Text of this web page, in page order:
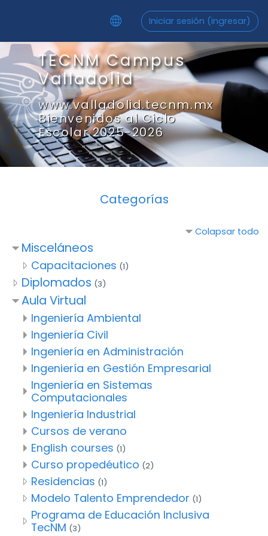
Iniciar sesión (ingresar)
TECNM Campus
Valladolid
www.valladolid.tecnm.mx
Bienvenidos al Ciclo
Escolar 2025-2026
Categorías
Colapsar todo
Misceláneos
Capacitaciones (1)
Diplomados (3)
Aula Virtual
Ingeniería Ambiental
Ingeniería Civil
Ingeniería en Administración
Ingeniería en Gestión Empresarial
Ingeniería en Sistemas
Computacionales
Ingeniería Industrial
Cursos de verano
English courses (1)
Curso propedéutico (2)
Residencias (1)
Modelo Talento Emprendedor (1)
Programa de Educación Inclusiva
TecNM (3)